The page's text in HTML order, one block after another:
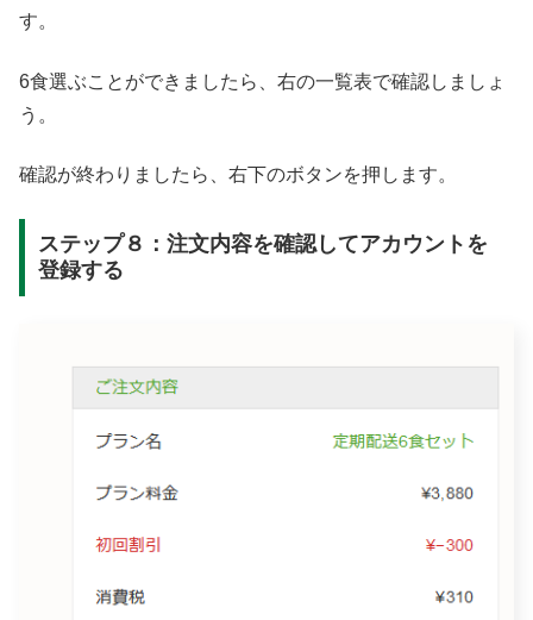
す。
6食選ぶことができましたら、右の一覧表で確認しましょ
う。
確認が終わりましたら、右下のボタンを押します。
ステップ８：注文内容を確認してアカウントを
登録する